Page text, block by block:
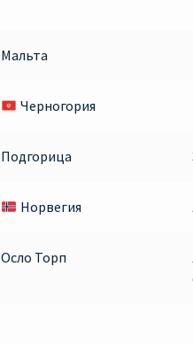
Мальта
Черногория
Подгорица
Норвегия
Осло Торп